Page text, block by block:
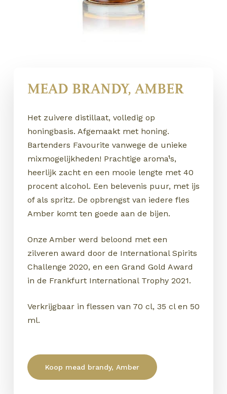
MEAD BRANDY, AMBER
Het zuivere distillaat, volledig op
honingbasis. Afgemaakt met honing.
Bartenders Favourite vanwege de unieke
mixmogelijkheden! Prachtige aroma¹s,
heerlijk zacht en een mooie lengte met 40
procent alcohol. Een belevenis puur, met ijs
of als spritz. De opbrengst van iedere fles
Amber komt ten goede aan de bijen.
Onze Amber werd beloond met een
zilveren award door de International Spirits
Challenge 2020, en een Grand Gold Award
in de Frankfurt International Trophy 2021.
Verkrijgbaar in flessen van 70 cl, 35 cl en 50
ml.
Koop mead brandy, Amber